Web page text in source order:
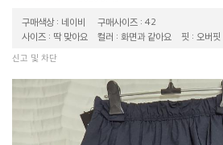
구매색상 : 네이비
구매사이즈 : 42
사이즈 : 딱 맞아요
컬러 : 화면과 같아요 핏 : 오버핏
신고 및 차단